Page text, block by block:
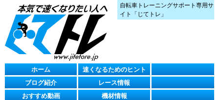
自転車トレーニングサポート専用サ
イト「じてトレ」
ホーム
速くなるためのヒント
ブログ紹介
レース情報
おすすめ動画
機材情報